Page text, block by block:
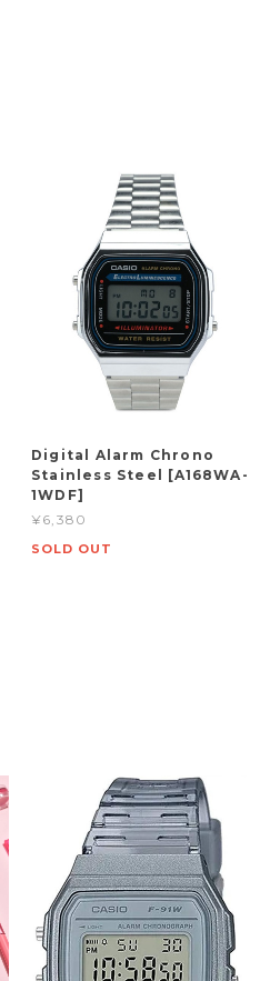
Digital Alarm Chrono
Stainless Steel [A168WA-
1WDF]
¥6,380
SOLD OUT